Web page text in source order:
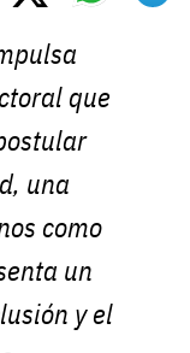
que
una
como
un
y el